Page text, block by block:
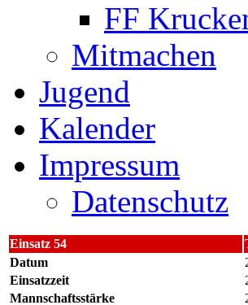
FF
Mitmachen
Jugend
Kalender
Impressum
Datenschutz
Einsatz 54
Datum
Einsatzzeit
Mannschaftsstärke